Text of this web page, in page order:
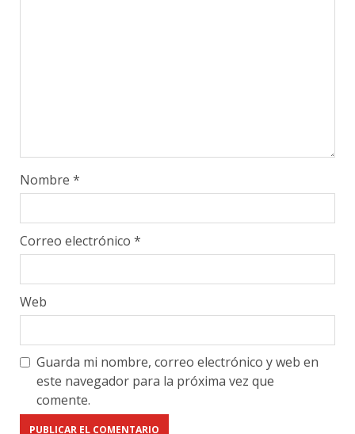
Nombre *
Correo electrónico *
Web
Guarda mi nombre, correo electrónico y web en
este navegador para la próxima vez que
comente.